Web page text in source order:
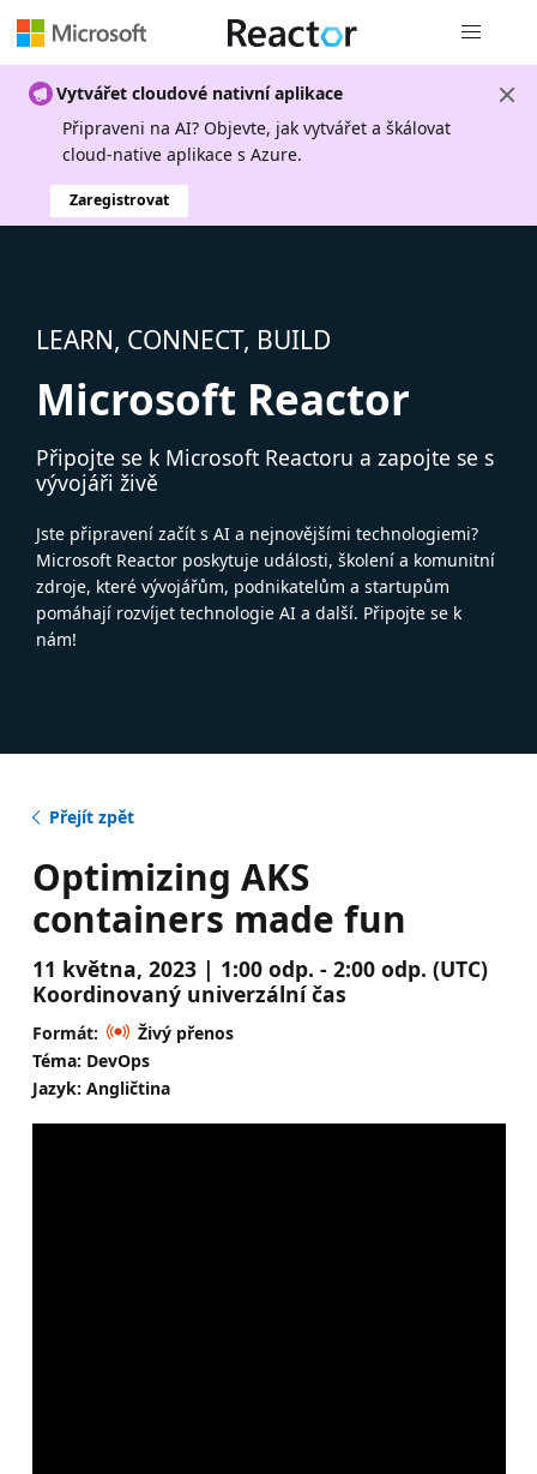
Vytvářet cloudové nativní aplikace
Připraveni na AI? Objevte, jak vytvářet a škálovat
cloud-native aplikace s Azure.
Zaregistrovat
LEARN, CONNECT, BUILD
Microsoft Reactor
Připojte se k Microsoft Reactoru a zapojte se s
vývojáři živě
Jste připravení začít s AI a nejnovějšími technologiemi?
Microsoft Reactor poskytuje události, školení a komunitní
zdroje, které vývojářům, podnikatelům a startupům
pomáhají rozvíjet technologie AI a další. Připojte se k
nám!
Přejít zpět
Optimizing AKS
containers made fun
11 května, 2023 | 1:00 odp. - 2:00 odp. (UTC)
Koordinovaný univerzální čas
Formát:
Živý přenos
Téma: DevOps
Jazyk: Angličtina